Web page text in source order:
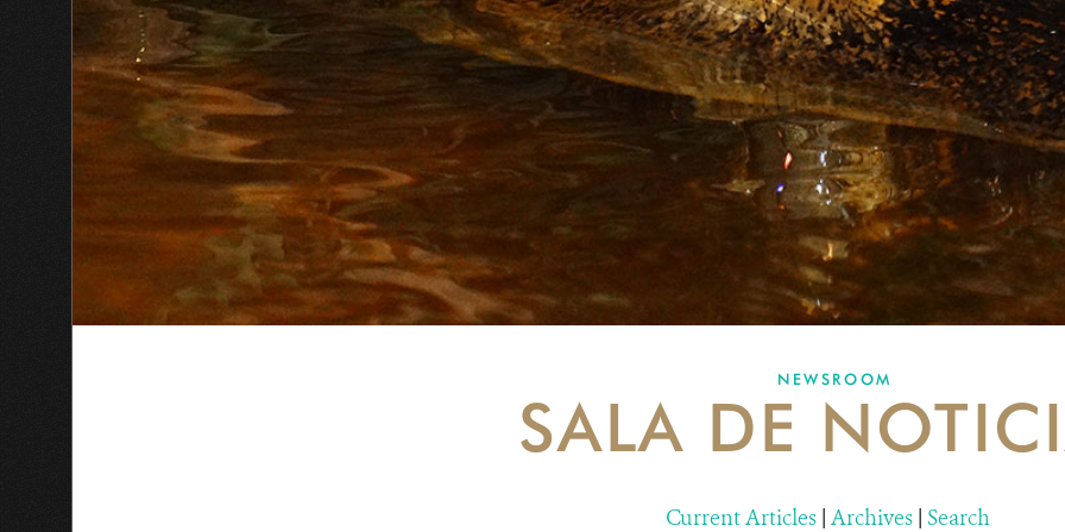
NEWSROOM
SALA DE
Current Articles | Archives | Search